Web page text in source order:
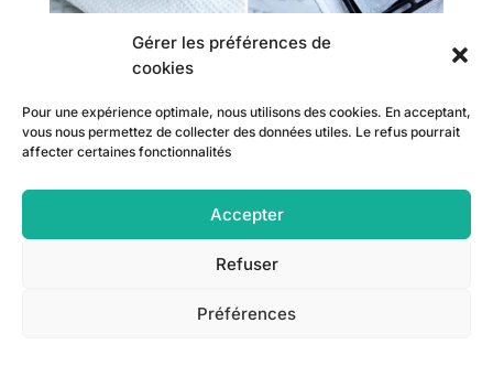
Gérer les préférences de
cookies
Pour une expérience optimale, nous utilisons des cookies. En acceptant,
vous nous permettez de collecter des données utiles. Le refus pourrait
affecter certaines fonctionnalités
Accepter
Refuser
Préférences